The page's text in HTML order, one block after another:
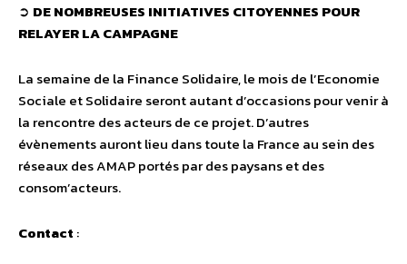
➲ DE NOMBREUSES INITIATIVES CITOYENNES POUR
RELAYER LA CAMPAGNE
La semaine de la Finance Solidaire, le mois de l’Economie
Sociale et Solidaire seront autant d’occasions pour venir à
la rencontre des acteurs de ce projet. D’autres
évènements auront lieu dans toute la France au sein des
réseaux des AMAP portés par des paysans et des
consom’acteurs.
Contact :